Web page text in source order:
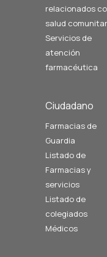
relacionados
salud
Servicios de
atención
farmacéutica
Ciudadano
Farmacias de
Guardia
Listado de
Farmacias y
servicios
Listado de
colegiados
Médicos